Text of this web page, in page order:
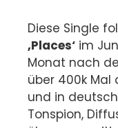
Diese Single
‚Places‘ im
Monat nach
über 400k
und in
Tonspion,